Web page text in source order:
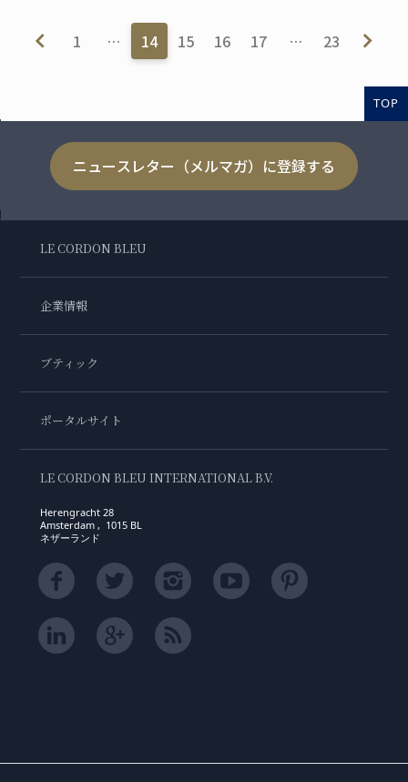
1 … 14 15 16 17 … 23
TOP
ニュースレター（メルマガ）に登録する
LE CORDON BLEU
企業情報
ブティック
ポータルサイト
LE CORDON BLEU INTERNATIONAL B.V.
Herengracht 28
Amsterdam , 1015 BL
ネザーランド